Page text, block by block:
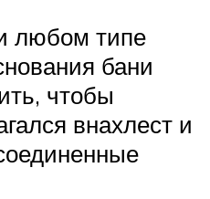
любом типе
бани
чтобы
внахлест и